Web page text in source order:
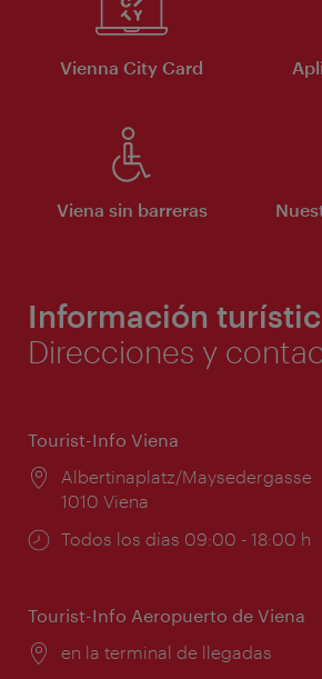
Vienna City Card
Viena sin barreras
Información
Direcciones y
Tourist-Info Viena
Lugar:
Albertinaplatz/Maysedergasse
1010 Viena
Horarios
Todos los días 09:00 - 18:00 h
Tourist-Info Aeropuerto de Viena
Lugar:
en la terminal de llegadas